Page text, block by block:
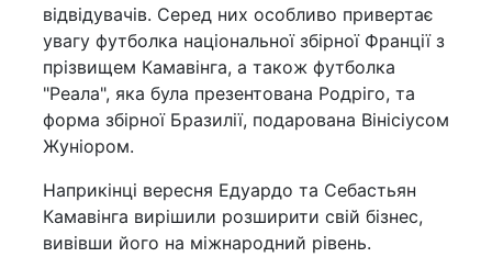
відвідувачів. Серед них особливо привертає
увагу футболка національної збірної Франції з
прізвищем Камавінга, а також футболка
"Реала", яка була презентована Родріго, та
форма збірної Бразилії, подарована Вінісіусом
Жуніором.
Наприкінці вересня Едуардо та Себастьян
Камавінга вирішили розширити свій бізнес,
вивівши його на міжнародний рівень.